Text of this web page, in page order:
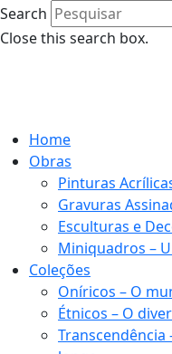
Search
Close this search box.
Home
Obras
Pinturas
Gravuras
Esculturas e
Miniquadros –
Coleções
Oníricos – O
Étnicos – O
Transcendência